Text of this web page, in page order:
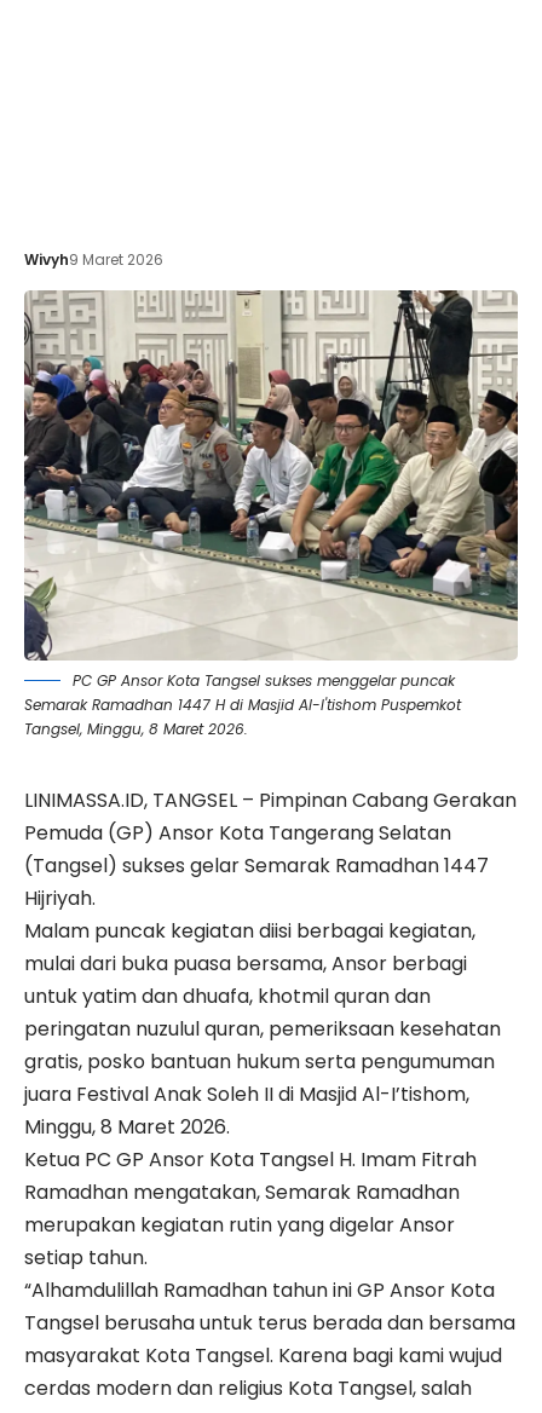
Wivyh9 Maret 2026
PC GP Ansor Kota Tangsel sukses menggelar puncak
Semarak Ramadhan 1447 H di Masjid Al-I'tishom Puspemkot
Tangsel, Minggu, 8 Maret 2026.
LINIMASSA.ID, TANGSEL – Pimpinan Cabang Gerakan
Pemuda (GP) Ansor Kota Tangerang Selatan
(Tangsel) sukses gelar Semarak Ramadhan 1447
Hijriyah.
Malam puncak kegiatan diisi berbagai kegiatan,
mulai dari buka puasa bersama, Ansor berbagi
untuk yatim dan dhuafa, khotmil quran dan
peringatan nuzulul quran, pemeriksaan kesehatan
gratis, posko bantuan hukum serta pengumuman
juara Festival Anak Soleh II di Masjid Al-I’tishom,
Minggu, 8 Maret 2026.
Ketua PC GP Ansor Kota Tangsel H. Imam Fitrah
Ramadhan mengatakan, Semarak Ramadhan
merupakan kegiatan rutin yang digelar Ansor
setiap tahun.
“Alhamdulillah Ramadhan tahun ini GP Ansor Kota
Tangsel berusaha untuk terus berada dan bersama
masyarakat Kota Tangsel. Karena bagi kami wujud
cerdas modern dan religius Kota Tangsel, salah